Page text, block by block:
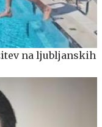
na ljubljanskih